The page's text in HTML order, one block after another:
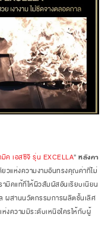
มิค เอสซีจี รุ่น EXCELLA” หลังคา
ยวแห่งความงามอันทรงคุณค่าที่ไม่
มิคแท้ที่ให้ผิวสัมผัสอันเรียบเนียน
ผสานนวัตกรรมการผลิตชั้นเลิศ
ความมีระดับเหนือใครให้กับผู้